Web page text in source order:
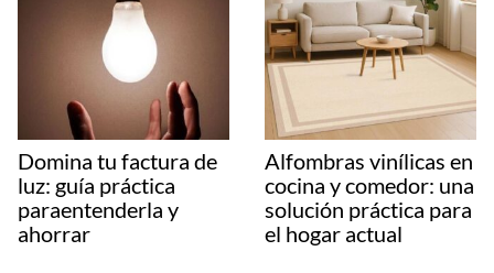
Domina tu factura de
luz: guía práctica
paraentenderla y
ahorrar
Alfombras vinílicas en
cocina y comedor: una
solución práctica para
el hogar actual